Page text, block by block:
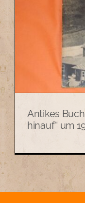
Antikes
hinauf“ um